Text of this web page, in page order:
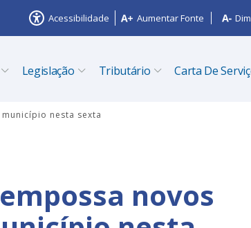
Acessibilidade Aumentar Fonte
Legislação Tributário Carta De
nesta sexta
novos